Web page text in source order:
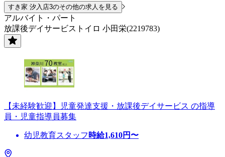
すき家 汐入店3のその他の求人を見る
アルバイト・パート
放課後デイサービストイロ 小田栄(2219783)
【未経験歓迎】児童発達支援・放課後デイサービス の指導
員・児童指導員募集
幼児教育スタッフ 時給1,610円〜